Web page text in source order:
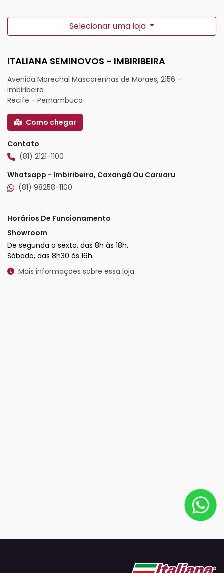
Selecionar uma loja
ITALIANA SEMINOVOS - IMBIRIBEIRA
Avenida Marechal Mascarenhas de Moraes, 2156 -
Imbiribeira
Recife - Pernambuco
Como chegar
Contato
(81) 2121-1100
Whatsapp - Imbiribeira, Caxangá Ou Caruaru
(81) 98258-1100
Horários De Funcionamento
Showroom
De segunda a sexta, das 8h às 18h.
Sábado, das 8h30 às 16h.
Mais informações sobre essa loja